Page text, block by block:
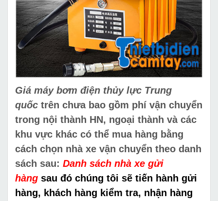
Giá máy bơm điện thủy lực Trung
quốc trên chưa bao gồm phí vận chuyển
trong nội thành HN, ngoại thành và các
khu vực khác có thể mua hàng bằng
cách chọn nhà xe vận chuyển theo danh
sách sau: Danh sách nhà xe gửi
hàng sau đó chúng tôi sẽ tiến hành gửi
hàng, khách hàng kiểm tra, nhận hàng